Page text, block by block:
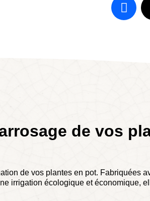
de vos
de vos plantes en pot. Fabriquées
irrigation écologique et économique,